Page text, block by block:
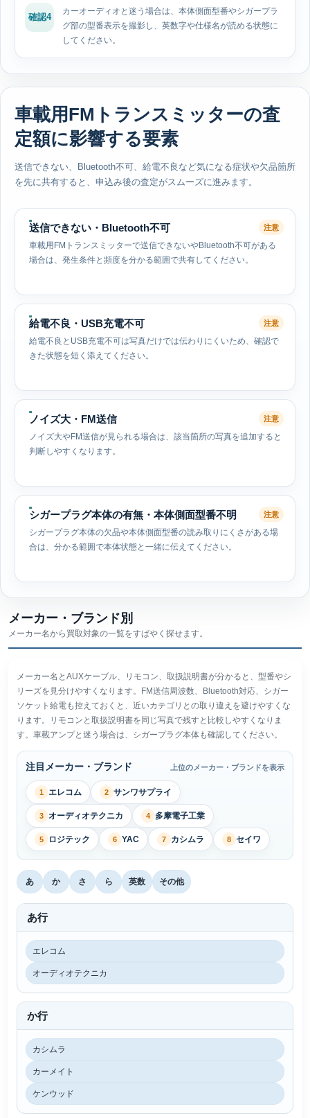
確認4
カーオーディオと迷う場合は、本体側面型番やシガープラ
グ部の型番表示を撮影し、英数字や仕様名が読める状態に
してください。
車載用FMトランスミッターの査
定額に影響する要素
送信できない、Bluetooth不可、給電不良など気になる症状や欠品箇所
を先に共有すると、申込み後の査定がスムーズに進みます。
送信できない・Bluetooth不可 注意
車載用FMトランスミッターで送信できないやBluetooth不可がある
場合は、発生条件と頻度を分かる範囲で共有してください。
給電不良・USB充電不可 注意
給電不良とUSB充電不可は写真だけでは伝わりにくいため、確認で
きた状態を短く添えてください。
ノイズ大・FM送信 注意
ノイズ大やFM送信が見られる場合は、該当箇所の写真を追加すると
判断しやすくなります。
シガープラグ本体の有無・本体側面型番不明 注意
シガープラグ本体の欠品や本体側面型番の読み取りにくさがある場
合は、分かる範囲で本体状態と一緒に伝えてください。
メーカー・ブランド別
メーカー名から買取対象の一覧をすばやく探せます。
メーカー名とAUXケーブル、リモコン、取扱説明書が分かると、型番やシ
リーズを見分けやすくなります。FM送信周波数、Bluetooth対応、シガー
ソケット給電も控えておくと、近いカテゴリとの取り違えを避けやすくな
ります。リモコンと取扱説明書を同じ写真で残すと比較しやすくなりま
す。車載アンプと迷う場合は、シガープラグ本体も確認してください。
注目メーカー・ブランド 上位のメーカー・ブランドを表示
1 エレコム 2 サンワサプライ
3 オーディオテクニカ 4 多摩電子工業
5 ロジテック 6 YAC 7 カシムラ 8 セイワ
あ か さ ら 英数 その他
あ行
エレコム
オーディオテクニカ
か行
カシムラ
カーメイト
ケンウッド